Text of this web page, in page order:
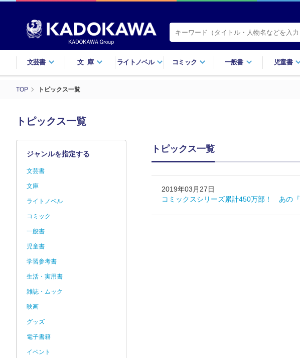
文芸書 文庫 ライトノベル コミック 一般書 児童書
TOP トピックス一覧
トピックス一覧
トピックス一覧
2019年03月27日
コミックスシリーズ累計450万部！ あの
ジャンルを指定する
文芸書
文庫
ライトノベル
コミック
一般書
児童書
学習参考書
生活・実用書
雑誌・ムック
映画
グッズ
電子書籍
イベント